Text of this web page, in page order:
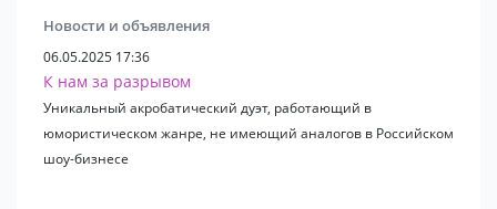
Новости и объявления
06.05.2025 17:36
К нам за разрывом
Уникальный акробатический дуэт, работающий в
юмористическом жанре, не имеющий аналогов в Российском
шоу-бизнесе